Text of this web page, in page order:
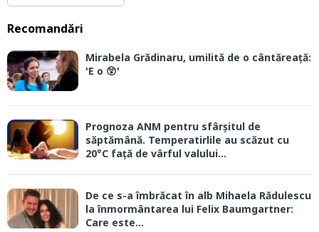
Recomandări
Mirabela Grădinaru, umilită de o cântăreață:
'E o 😲'
Prognoza ANM pentru sfârșitul de
săptămână. Temperatirlile au scăzut cu
20°C față de vârful valului...
De ce s-a îmbrăcat în alb Mihaela Rădulescu
la înmormântarea lui Felix Baumgartner:
Care este...